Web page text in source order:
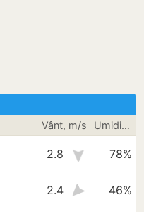
Vânt, m/s Umiditate
2.8 78%
2.4 46%